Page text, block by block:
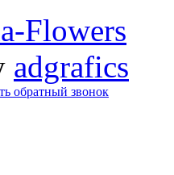
Flowers
adgrafics
обратный звонок